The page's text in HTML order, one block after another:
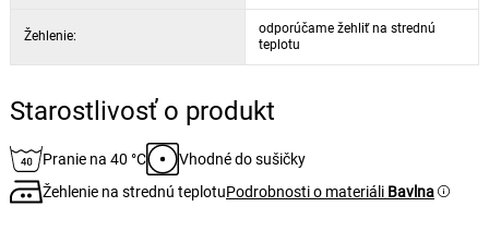
Žehlenie:
odporúčame žehliť na strednú
teplotu
Starostlivosť o produkt
Pranie na 40 °C
Vhodné do sušičky
Žehlenie na strednú teplotuPodrobnosti o materiáli Bavlna